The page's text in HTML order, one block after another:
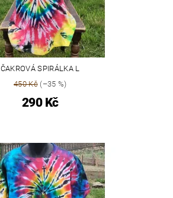
ČAKROVÁ SPIRÁLKA L
450 Kč(–35 %)
290 Kč